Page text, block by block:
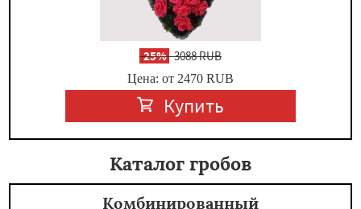
-25%3088 RUB
Цена: от 2470 RUB
Купить
Каталог гробов
Комбинированный